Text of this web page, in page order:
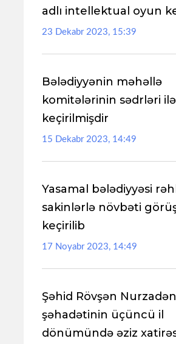
adlı intellektual oyun
23 Dekabr 2023, 15:39
Bələdiyyənin məhəllə
komitələrinin sədrləri
keçirilmişdir
15 Dekabr 2023, 14:49
Yasamal bələdiyyəsi
sakinlərlə növbəti
keçirilib
17 Noyabr 2023, 14:49
Şəhid Rövşən
şəhadətinin üçüncü il
dönümündə əziz